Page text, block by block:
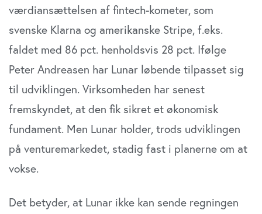
værdiansættelsen af fintech-kometer, som
svenske Klarna og amerikanske Stripe, f.eks.
faldet med 86 pct. henholdsvis 28 pct. Ifølge
Peter Andreasen har Lunar løbende tilpasset sig
til udviklingen. Virksomheden har senest
fremskyndet, at den fik sikret et økonomisk
fundament. Men Lunar holder, trods udviklingen
på venturemarkedet, stadig fast i planerne om at
vokse.
Det betyder, at Lunar ikke kan sende regningen